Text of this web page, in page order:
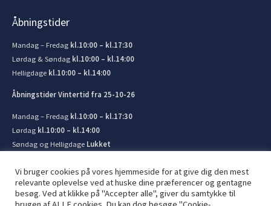
Åbningstider
Mandag – Fredag kl.10:00 – kl.17:30
Lørdag & Søndag kl.10:00 – kl.14:00
Helligdage kl.10:00 – kl.14:00
Åbningstider Vintertid fra 25-10-26
Mandag – Fredag kl.10:00 – kl.17:30
Lørdag kl.10:00 – kl.14:00
Søndag og Helligdage Lukket
Vi bruger cookies på vores hjemmeside for at give dig den mest
relevante oplevelse ved at huske dine præferencer og gentagne
besøg. Ved at klikke på "Accepter alle", giver du samtykke til